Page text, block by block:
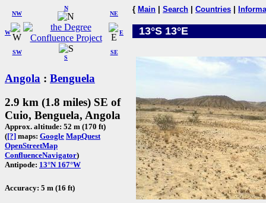
W
NW
N
NE
SW
S
SE
E
Angola : Benguela
2.9 km (1.8 miles) SE of
Cuio, Benguela, Angola
Approx. altitude: 52 m (170 ft)
([?] maps: Google MapQuest
OpenStreetMap
ConfluenceNavigator)
Antipode: 13°N 167°W
Accuracy: 5 m (16 ft)
{ Main Search Countries
13°S 13°E